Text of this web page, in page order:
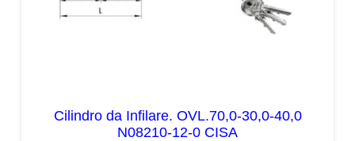
Cilindro da Infilare. OVL.70,0-30,0-40,0
N08210-12-0 CISA